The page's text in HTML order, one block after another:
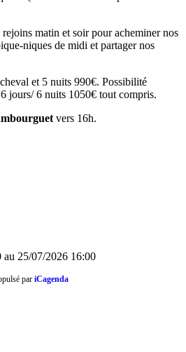
matin et soir pour acheminer nos
niques de midi et partager nos
et 5 nuits 990€. Possibilité
jours/ 6 nuits 1050€ tout compris.
vers 16h.
au 25/07/2026 16:00
par iCagenda